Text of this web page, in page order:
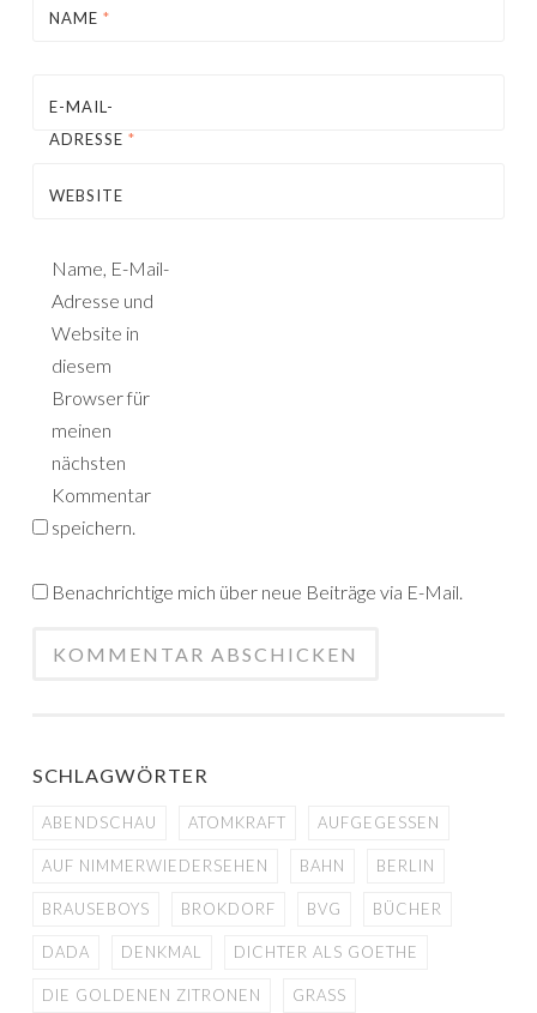
NAME *
E-MAIL-
ADRESSE *
WEBSITE
Name, E-Mail-
Adresse und
Website in
diesem
Browser für
meinen
nächsten
Kommentar
speichern.
Benachrichtige mich über neue Beiträge via E-Mail.
SCHLAGWÖRTER
ABENDSCHAU ATOMKRAFT AUFGEGESSEN
AUF NIMMERWIEDERSEHEN BAHN BERLIN
BRAUSEBOYS BROKDORF BVG BÜCHER
DADA DENKMAL DICHTER ALS GOETHE
DIE GOLDENEN ZITRONEN GRASS